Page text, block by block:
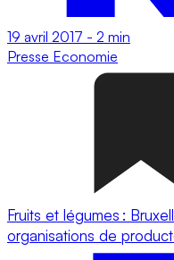
19 avril 2017 - 2 min
Presse Economie
Fruits et légumes :
organisations de